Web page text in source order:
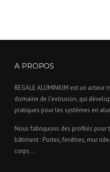
A PROPOS
REGALE ALUMINIUM est un
domaine de l'extrusion, qui
pratiques pour les systèmes en
Nous fabriquons des profilés
bâtiment : Portes, fenêtres, mur
corps…